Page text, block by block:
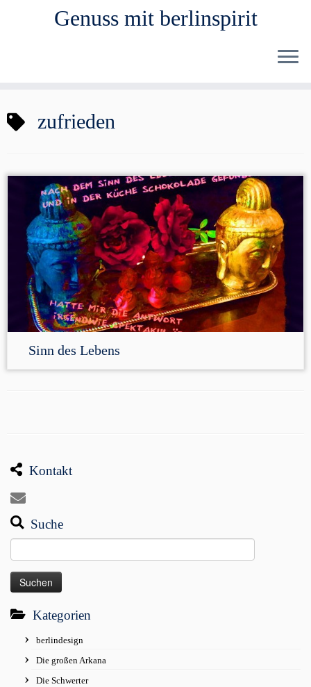
Inhalt
Genuss mit berlinspirit
zufrieden
Sinn des Lebens
Kontakt
Suche
nach:
Kategorien
berlindesign
Die großen Arkana
Die Schwerter